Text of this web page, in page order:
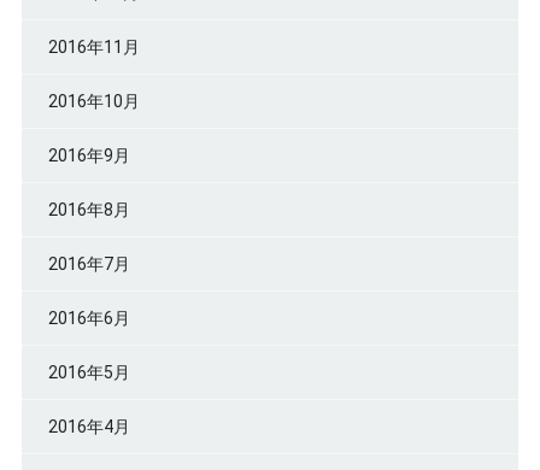
2016年11月
2016年10月
2016年9月
2016年8月
2016年7月
2016年6月
2016年5月
2016年4月